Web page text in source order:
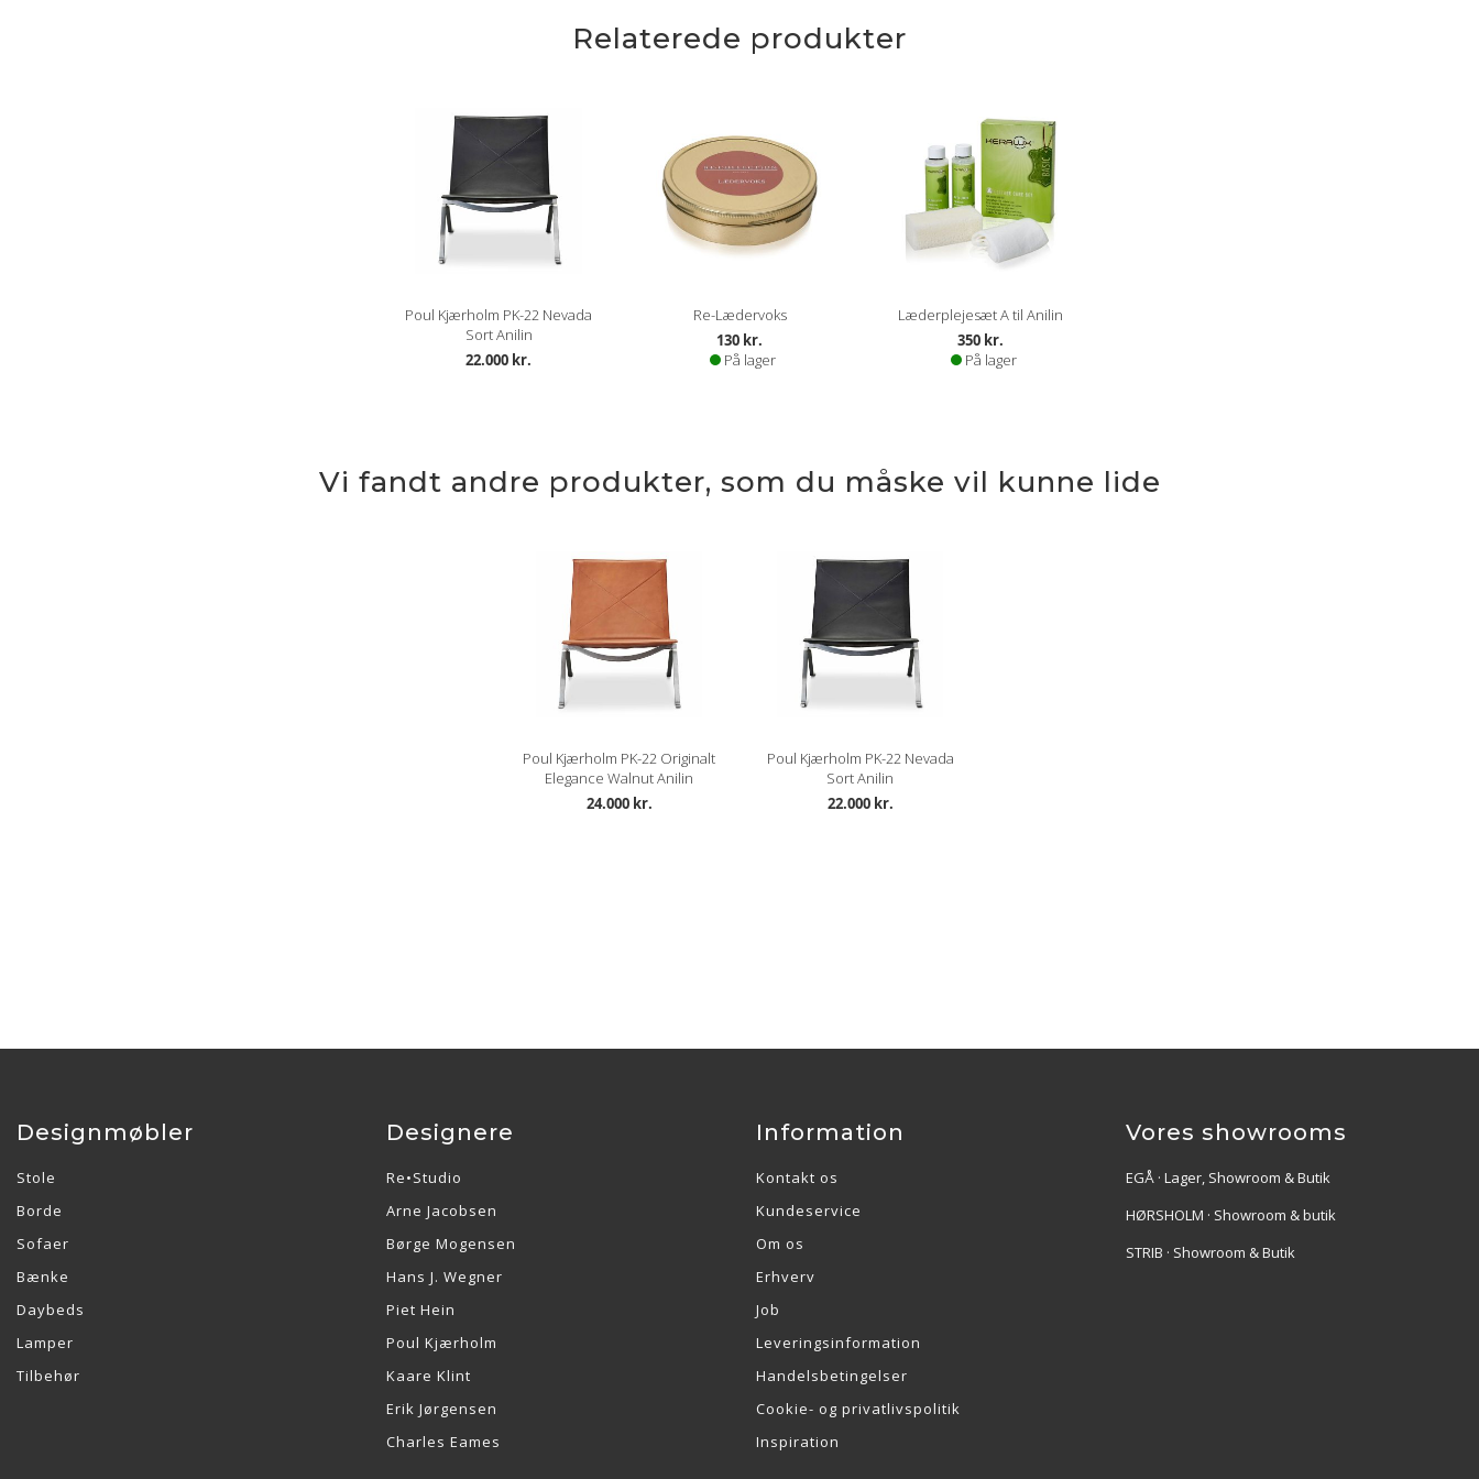
Relaterede produkter
Poul Kjærholm PK-22 Nevada
Sort Anilin
22.000 kr.
Re-Lædervoks
130 kr.
På lager
Læderplejesæt A til Anilin
350 kr.
På lager
Vi fandt andre produkter, som du måske vil kunne lide
Poul Kjærholm PK-22 Originalt
Elegance Walnut Anilin
24.000 kr.
Poul Kjærholm PK-22 Nevada
Sort Anilin
22.000 kr.
Designmøbler
Stole
Borde
Sofaer
Bænke
Daybeds
Lamper
Tilbehør
Designere
Re•Studio
Arne Jacobsen
Børge Mogensen
Hans J. Wegner
Piet Hein
Poul Kjærholm
Kaare Klint
Erik Jørgensen
Charles Eames
Information
Kontakt os
Kundeservice
Om os
Erhverv
Job
Leveringsinformation
Handelsbetingelser
Cookie- og privatlivspolitik
Inspiration
Vores showrooms
EGÅ · Lager, Showroom & Butik
HØRSHOLM · Showroom & butik
STRIB · Showroom & Butik